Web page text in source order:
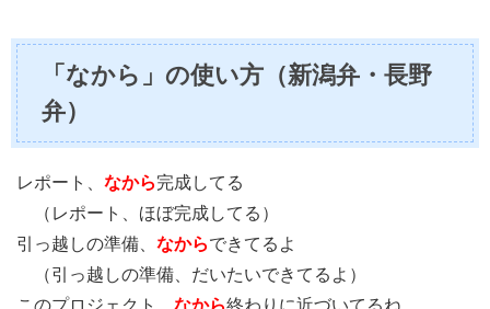
「なから」の使い方（新潟弁・長野
弁）
レポート、 なから完成してる
（レポート、ほぼ完成してる）
引っ越しの準備、 なからできてるよ
（引っ越しの準備、だいたいできてるよ）
このプロジェクト、 なから終わりに近づいてるね